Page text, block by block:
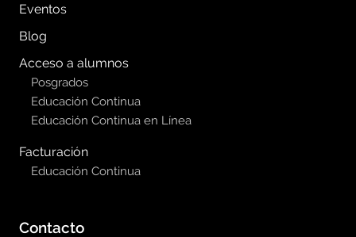
Eventos
Blog
Acceso a alumnos
Posgrados
Educación Continua
Educación Continua en Línea
Facturación
Educación Continua
Contacto